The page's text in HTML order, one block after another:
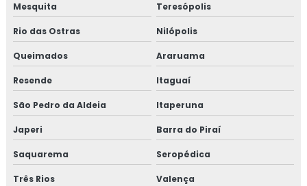
Mesquita Teresópolis
Rio das Ostras Nilópolis
Queimados Araruama
Resende Itaguaí
São Pedro da Aldeia Itaperuna
Japeri Barra do Piraí
Saquarema Seropédica
Três Rios Valença